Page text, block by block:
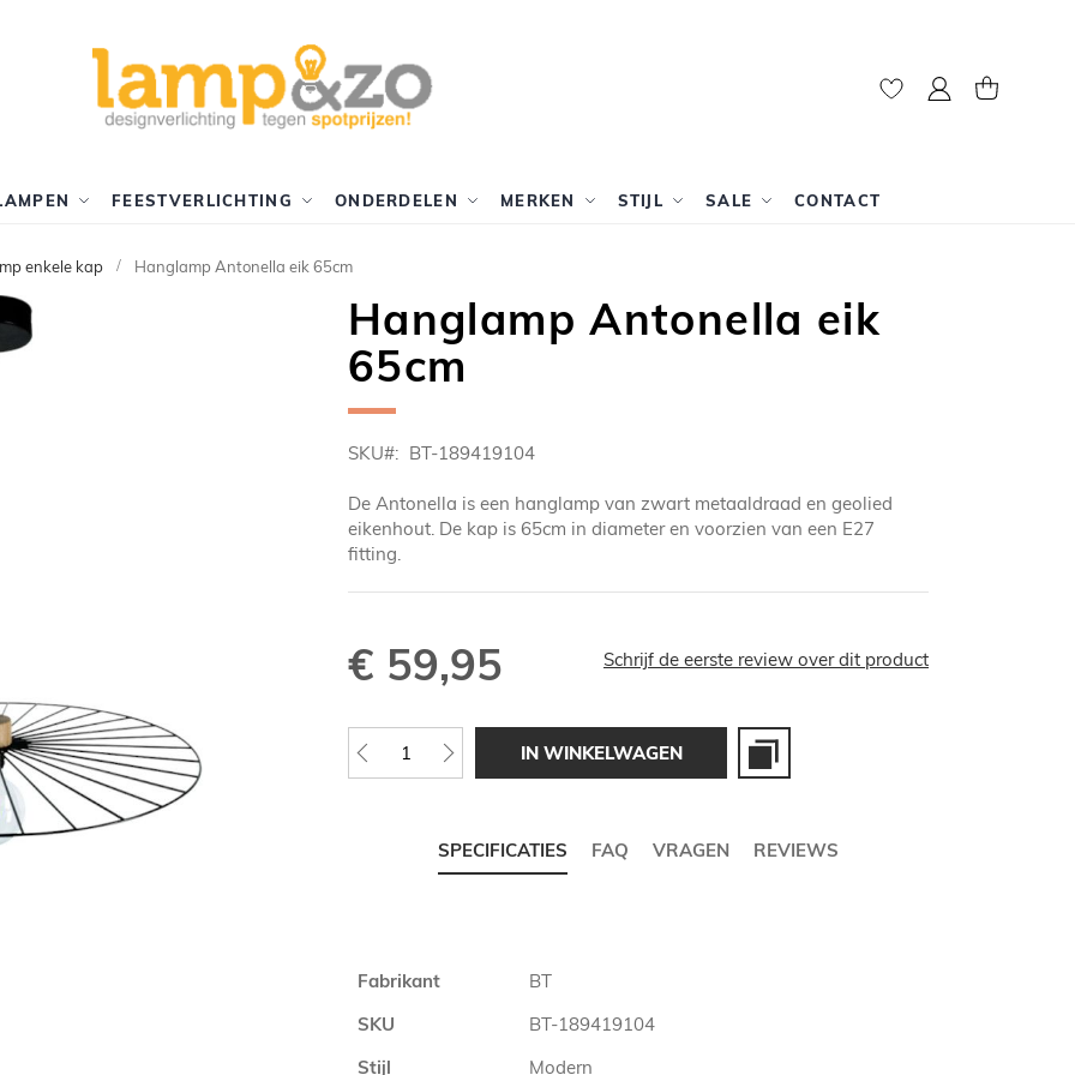
Mijn account
FEESTVERLICHTING ONDERDELEN MERKEN STIJL SALE CONTACT
enkele kap Hanglamp Antonella eik 65cm
Hanglamp Antonella eik
65cm
SKU BT-189419104
De Antonella is een hanglamp van zwart metaaldraad en geolied
eikenhout. De kap is 65cm in diameter en voorzien van een E27
fitting.
€ 59,95 Schrijf de eerste review over dit product
IN WINKELWAGEN
SPECIFICATIES FAQ VRAGEN REVIEWS
Meer
Fabrikant
BT
SKU
BT-189419104
Stijl
Modern